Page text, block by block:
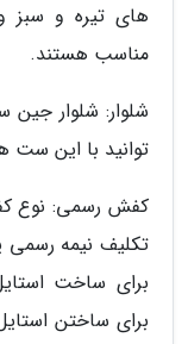
های تیره و سبز
مناسب هستند.
شلوار: شلوار جین
توانید با این ست
کفش رسمی: نوع
تکلیف نیمه رسمی
برای ساخت
برای ساختن